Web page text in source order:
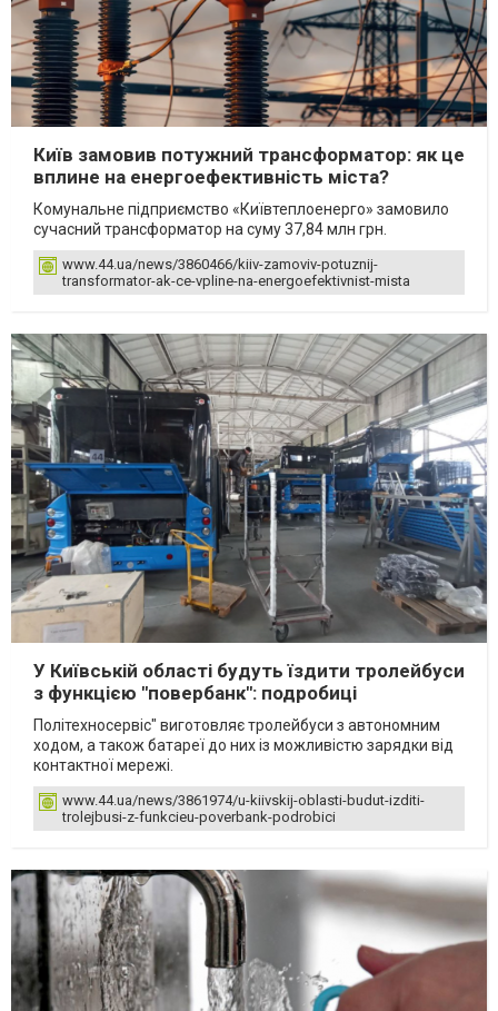
Київ замовив потужний трансформатор: як це
вплине на енергоефективність міста?
Комунальне підприємство «Київтеплоенерго» замовило
сучасний трансформатор на суму 37,84 млн грн.
www.44.ua/news/3860466/kiiv-zamoviv-potuznij-
transformator-ak-ce-vpline-na-energoefektivnist-mista
У Київській області будуть їздити тролейбуси
з функцією "повербанк": подробиці
‎Політехносервіс"‎ виготовляє тролейбуси з автономним
ходом, а також батареї до них із можливістю зарядки від
контактної мережі.
www.44.ua/news/3861974/u-kiivskij-oblasti-budut-izditi-
trolejbusi-z-funkcieu-poverbank-podrobici